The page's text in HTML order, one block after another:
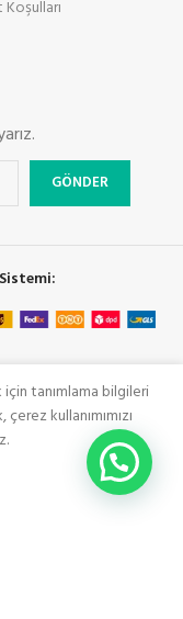
tanımlama bilgileri
kullanımımızı